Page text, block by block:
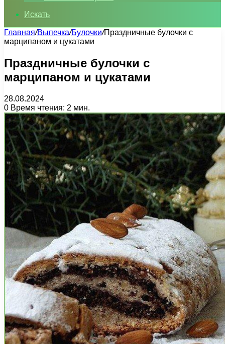
Искать
Главная/Выпечка/Булочки/Праздничные булочки с
марципаном и цукатами
Праздничные булочки с
марципаном и цукатами
28.08.2024
0 Время чтения: 2 мин.